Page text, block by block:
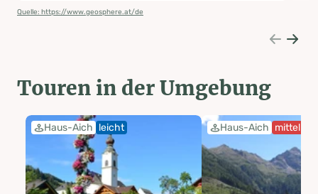
Quelle: https://www.geosphere.at/de
Touren in der Umgebung
Haus-Aich leicht Haus-Aich mittel